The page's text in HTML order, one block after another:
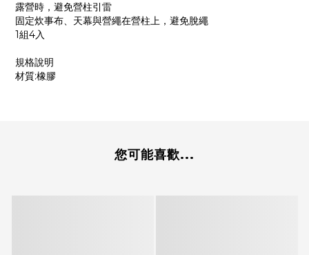
露營時，避免營柱引雷
固定炊事布、天幕與營繩在營柱上，避免脫繩
1組4入
規格說明
材質:橡膠
您可能喜歡...